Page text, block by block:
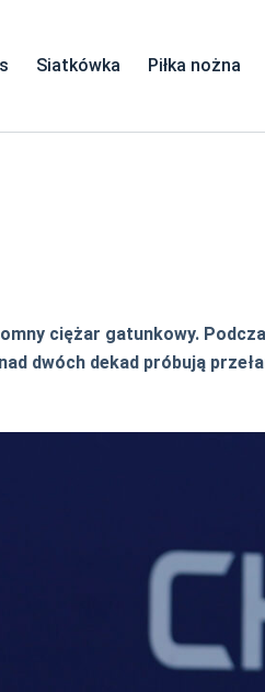
Siatkówka Piłka nożna
ciężar gatunkowy.
dwóch dekad próbują